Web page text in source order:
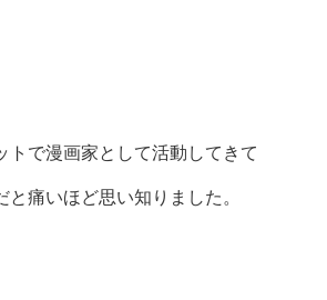
トで漫画家として活動してきて
痛いほど思い知りました。